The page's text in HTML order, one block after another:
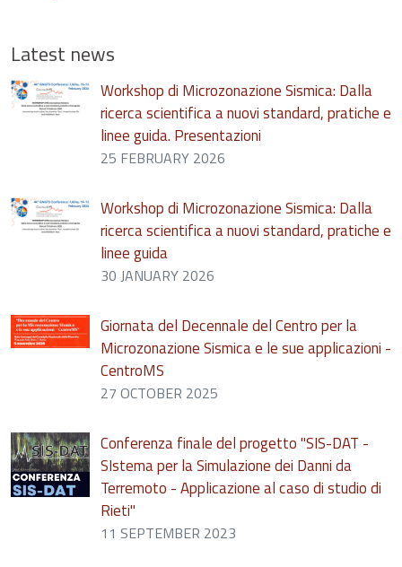
Latest news
Workshop di Microzonazione Sismica: Dalla
ricerca scientifica a nuovi standard, pratiche e
linee guida. Presentazioni
25 FEBRUARY 2026
Workshop di Microzonazione Sismica: Dalla
ricerca scientifica a nuovi standard, pratiche e
linee guida
30 JANUARY 2026
Giornata del Decennale del Centro per la
Microzonazione Sismica e le sue applicazioni -
CentroMS
27 OCTOBER 2025
Conferenza finale del progetto "SIS-DAT -
SIstema per la Simulazione dei Danni da
Terremoto - Applicazione al caso di studio di
Rieti"
11 SEPTEMBER 2023